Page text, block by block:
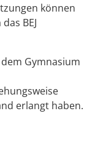
können
BEJ
Gymnasium
erlangt haben.